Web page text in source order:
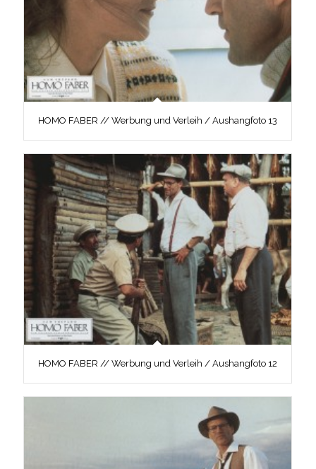
HOMO FABER // Werbung und Verleih / Aushangfoto 13
HOMO FABER // Werbung und Verleih / Aushangfoto 12